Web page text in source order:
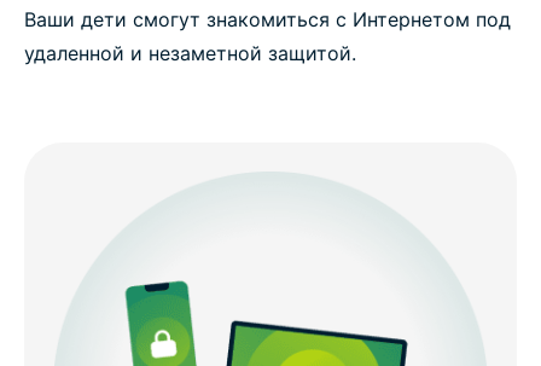
Ваши дети смогут знакомиться с Интернетом под
удаленной и незаметной защитой.